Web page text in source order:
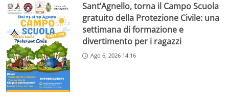
Sant’Agnello, torna il Campo Scuola
gratuito della Protezione Civile: una
settimana di formazione e
divertimento per i ragazzi
Ago 6, 2026 14:16